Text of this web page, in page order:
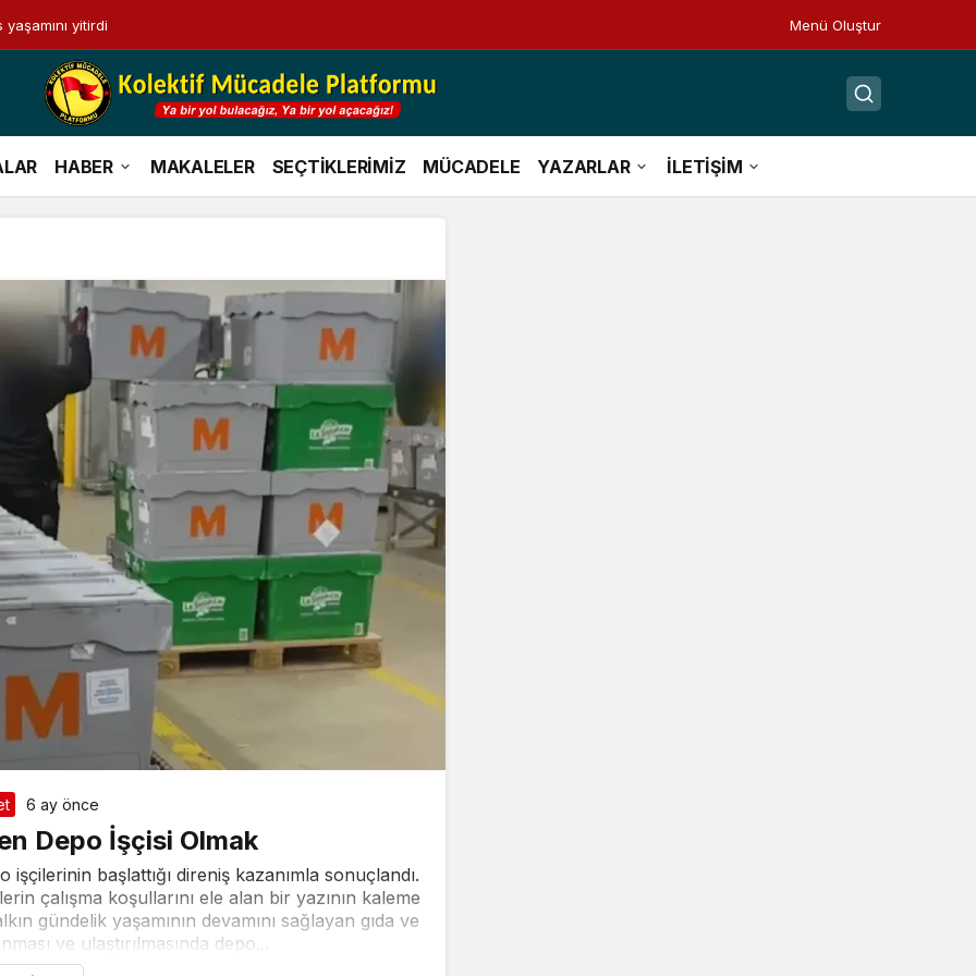
yitirdi Menü Oluştur
depo
Haberleri
HABER MAKALELER SEÇTİKLERİMİZ MÜCADELE YAZARLAR İLETİŞİM
6 ay önce
Depo İşçisi Olmak
başlattığı direniş kazanımla sonuçlandı.
çalışma koşullarını ele alan bir yazının kaleme
gündelik yaşamının devamını sağlayan gıda ve
ve ulaştırılmasında depo...